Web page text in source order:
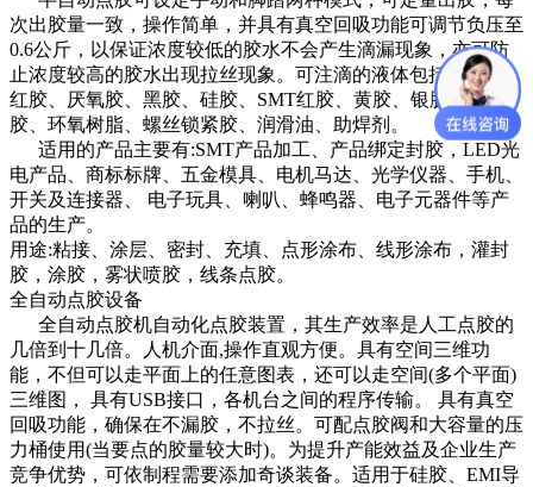
次出胶量一致，操作简单，并具有真空回吸功能可调节负压至
0.6公斤，以保证浓度较低的胶水不会产生滴漏现象，亦可防
止浓度较高的胶水出现拉丝现象。可注滴的液体包括快干胶、
红胶、厌氧胶、黑胶、硅胶、SMT红胶、黄胶、银胶、矽
胶、环氧树脂、螺丝锁紧胶、润滑油、助焊剂。
适用的产品主要有:SMT产品加工、产品绑定封胶，LED光
电产品、商标标牌、五金模具、电机马达、光学仪器、手机、
开关及连接器、 电子玩具、喇叭、蜂鸣器、电子元器件等产
品的生产。
用途:粘接、涂层、密封、充填、点形涂布、线形涂布，灌封
胶，涂胶，雾状喷胶，线条点胶。
全自动点胶设备
全自动点胶机自动化点胶装置，其生产效率是人工点胶的
几倍到十几倍。人机介面,操作直观方便。具有空间三维功
能，不但可以走平面上的任意图表，还可以走空间(多个平面)
三维图， 具有USB接口，各机台之间的程序传输。 具有真空
回吸功能，确保在不漏胶，不拉丝。可配点胶阀和大容量的压
力桶使用(当要点的胶量较大时)。为提升产能效益及企业生产
竞争优势，可依制程需要添加奇谈装备。适用于硅胶、EMI导